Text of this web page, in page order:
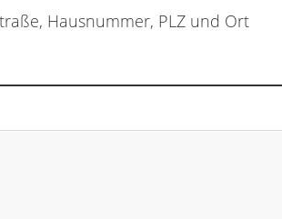
Hausnummer, PLZ und Ort